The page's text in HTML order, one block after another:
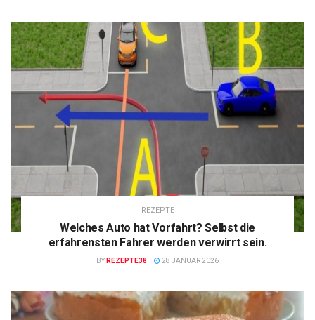
REZEPTE
Welches Auto hat Vorfahrt? Selbst die
erfahrensten Fahrer werden verwirrt sein.
BY REZEPTE38 28 JANUAR 2026